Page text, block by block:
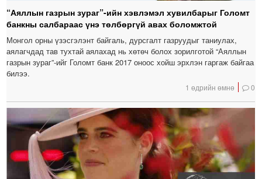
“Аяллын газрын зураг”-ийн хэвлэмэл хувилбарыг Голомт
банкны салбараас үнэ төлбөргүй авах боломжтой
Монгол орны үзэсгэлэнт байгаль, дурсгалт газруудыг таниулах,
аялагчдад тав тухтай аялахад нь хөтөч болох зорилготой “Аяллын
газрын зураг”-ийг Голомт банк 2017 оноос хойш эрхлэн гаргаж байгаа
билээ.
1 өдрийн өмнө 0